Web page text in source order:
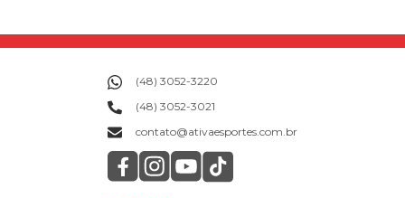
(48) 3052-3220
(48) 3052-3021
contato@ativaesportes.com.br